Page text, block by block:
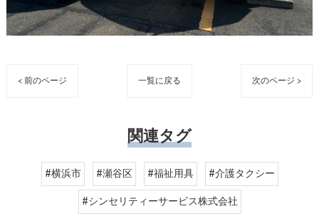
< 前のページ 一覧に戻る 次のページ >
関連タグ
#横浜市 #瀬谷区 #福祉用具
#介護タクシー
#シンセリティーサービス株式会社